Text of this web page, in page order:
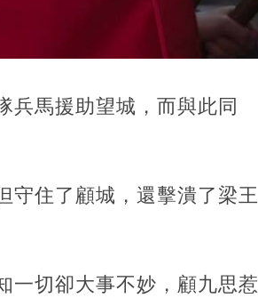
兵馬援助望城，而與此同
守住了顧城，還擊潰了梁王
一切卻大事不妙，顧九思惹